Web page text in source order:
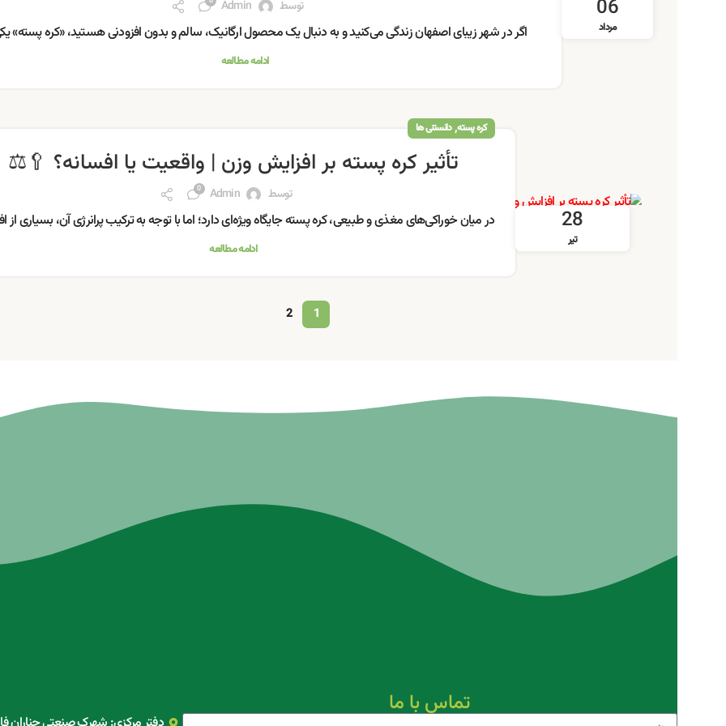
06
مرداد
توسط Admin
اگر در شهر زیبای اصفهان زندگی می‌کنید و به دنبال یک محصول ارگانیک، سالم و بدون افزودنی هستید، «کره پسته»
ادامه مطالعه
28
تیر
کره پسته,دانستنی ها
تأثیر کره پسته بر افزایش وزن | واقعیت یا افسانه؟ 🥄⚖️
توسط Admin
0
در میان خوراکی‌های مغذی و طبیعی، کره پسته جایگاه ویژه‌ای دارد؛ اما با توجه به ترکیب پرانرژی آن، بسیاری از
ادامه مطالعه
1
2
تماس با ما